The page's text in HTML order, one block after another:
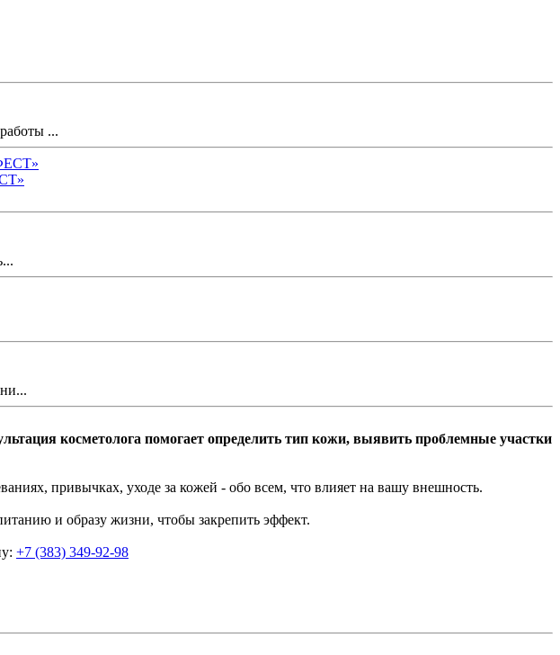
...
косметолога помогает определить тип кожи, выявить проблемные участки
привычках, уходе за кожей - обо всем, что влияет на вашу внешность.
и образу жизни, чтобы закрепить эффект.
+7 (383) 349-92-98